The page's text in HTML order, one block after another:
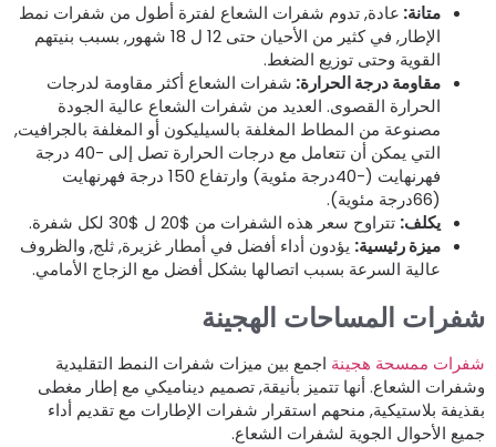
متانة:عادة, تدوم شفرات الشعاع لفترة أطول من شفرات نمط
الإطار, في كثير من الأحيان حتى 12 ل 18 شهور, بسبب بنيتهم
القوية وحتى توزيع الضغط.
مقاومة درجة الحرارة:شفرات الشعاع أكثر مقاومة لدرجات
الحرارة القصوى. العديد من شفرات الشعاع عالية الجودة
مصنوعة من المطاط المغلفة بالسيليكون أو المغلفة بالجرافيت,
التي يمكن أن تتعامل مع درجات الحرارة تصل إلى -40 درجة
فهرنهايت (-40درجة مئوية) وارتفاع 150 درجة فهرنهايت
يكلف:تتراوح سعر هذه الشفرات من $20 ل $30 لكل شفرة.
ميزة رئيسية:يؤدون أداء أفضل في أمطار غزيرة, ثلج, والظروف
عالية السرعة بسبب اتصالها بشكل أفضل مع الزجاج الأمامي.
المساحات الهجينة
ممسحة هجينةاجمع بين ميزات شفرات النمط التقليدية
الشعاع. أنها تتميز بأنيقة, تصميم ديناميكي مع إطار مغطى
بلاستيكية, منحهم استقرار شفرات الإطارات مع تقديم أداء
الأحوال الجوية لشفرات الشعاع.